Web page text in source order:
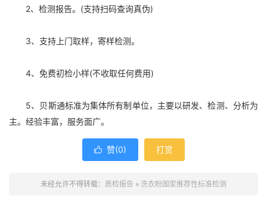
2、检测报告。(支持扫码查询真伪)
3、支持上门取样，寄样检测。
4、免费初检小样(不收取任何费用)
5、贝斯通标准为集体所有制单位，主要以研发、检测、分析为
主。经验丰富，服务面广。
 赞(0) 打赏
未经允许不得转载： 质检报告 » 洗衣粉国家推荐性标准检测